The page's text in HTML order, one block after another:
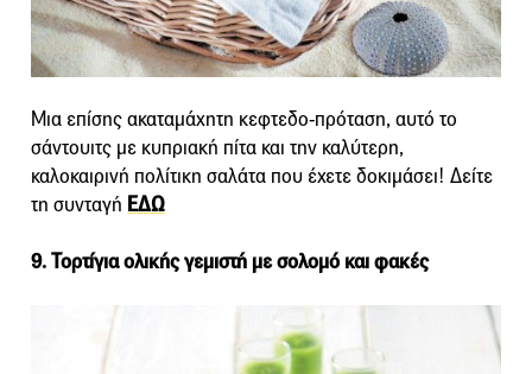
Μια επίσης ακαταμάχητη κεφτεδο-πρόταση, αυτό το
σάντουιτς με κυπριακή πίτα και την καλύτερη,
καλοκαιρινή πολίτικη σαλάτα που έχετε δοκιμάσει! Δείτε
τη συνταγή ΕΔΩ
9. Τορτίγια ολικής γεμιστή με σολομό και φακές